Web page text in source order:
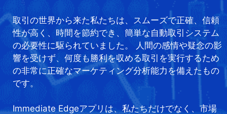
取引の世界から来た私たちは、スムーズで正確、信頼
性が高く、時間を節約でき、簡単な自動取引システム
の必要性に駆られていました。 人間の感情や疑念の影
響を受けず、何度も勝利を収める取引を実行するため
の非常に正確なマーケティング分析能力を備えたもの
です。
Immediate Edgeアプリは、私たちだけでなく、市場